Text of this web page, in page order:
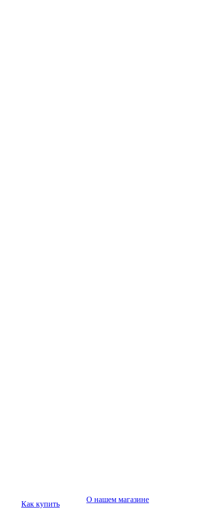
Как купить
О нашем магазине